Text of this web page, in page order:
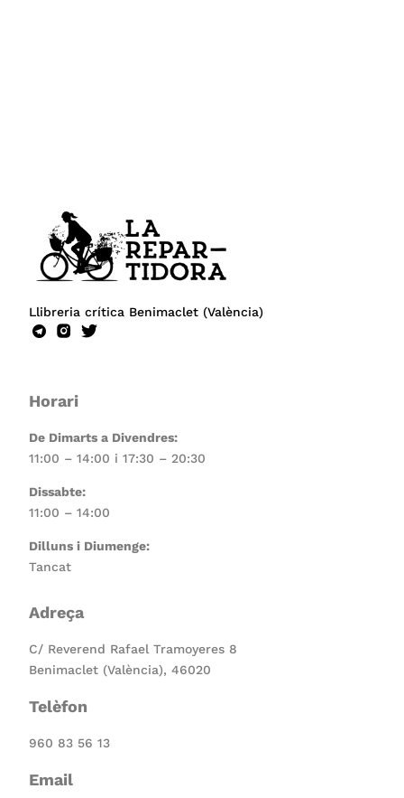
Llibreria crítica Benimaclet (València)
Horari
De Dimarts a Divendres:
11:00 – 14:00 i 17:30 – 20:30
Dissabte:
11:00 – 14:00
Dilluns i Diumenge:
Tancat
Adreça
C/ Reverend Rafael Tramoyeres 8
Benimaclet (València), 46020
Telèfon
960 83 56 13
Email